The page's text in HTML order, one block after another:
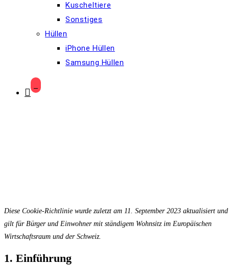
Kuscheltiere
Sonstiges
Hüllen
iPhone Hüllen
Samsung Hüllen
Diese Cookie-Richtlinie wurde zuletzt am 11. September 2023 aktualisiert und
gilt für Bürger und Einwohner mit ständigem Wohnsitz im Europäischen
Wirtschaftsraum und der Schweiz.
1. Einführung